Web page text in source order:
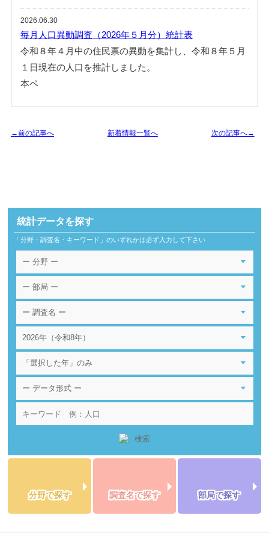
2026.06.30
毎月人口異動調査（2026年５月分）統計表
令和８年４月中の住民票の異動を集計し、令和８年５月
１日現在の人口を推計しました。
本ペ
←前の記事へ 新着情報一覧へ 次の記事へ→
統計データを探す
「分野・調査名・キーワード」のいずれかは必ず入力して下さい
分野で探す 調査名で探す 部局で探す